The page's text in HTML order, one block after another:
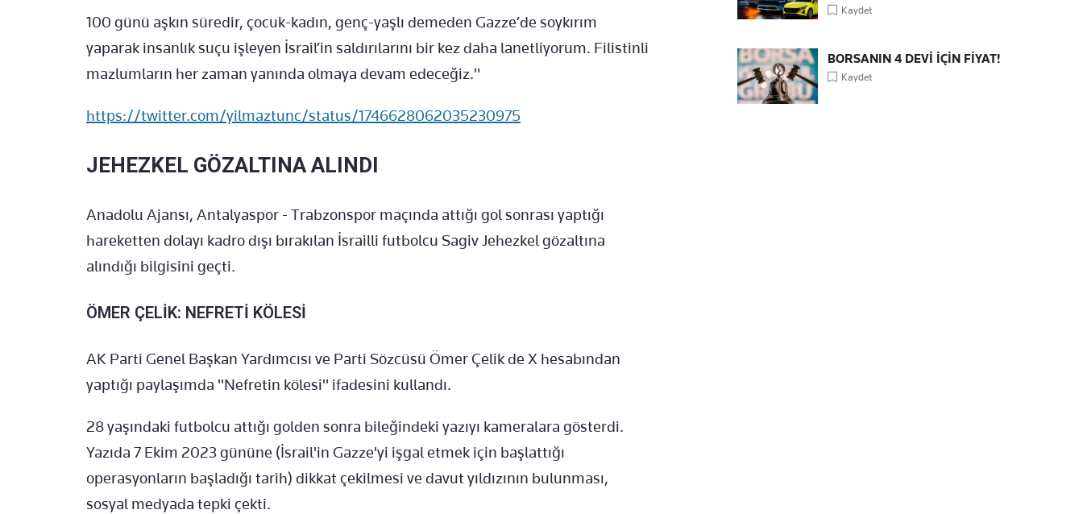
100 günü aşkın süredir, çocuk-kadın, genç-yaşlı demeden Gazze’de soykırım
yaparak insanlık suçu işleyen İsrail’in saldırılarını bir kez daha lanetliyorum. Filistinli
mazlumların her zaman yanında olmaya devam edeceğiz."
https://twitter.com/yilmaztunc/status/1746628062035230975
JEHEZKEL GÖZALTINA ALINDI
Anadolu Ajansı, Antalyaspor - Trabzonspor maçında attığı gol sonrası yaptığı
hareketten dolayı kadro dışı bırakılan İsrailli futbolcu Sagiv Jehezkel gözaltına
alındığı bilgisini geçti.
ÖMER ÇELİK: NEFRETİ KÖLESİ
AK Parti Genel Başkan Yardımcısı ve Parti Sözcüsü Ömer Çelik de X hesabından
yaptığı paylaşımda "Nefretin kölesi" ifadesini kullandı.
28 yaşındaki futbolcu attığı golden sonra bileğindeki yazıyı kameralara gösterdi.
Yazıda 7 Ekim 2023 gününe (İsrail'in Gazze'yi işgal etmek için başlattığı
operasyonların başladığı tarih) dikkat çekilmesi ve davut yıldızının bulunması,
sosyal medyada tepki çekti.
Kaydet
BORSANIN 4 DEVİ İÇİN FİYAT!
Kaydet